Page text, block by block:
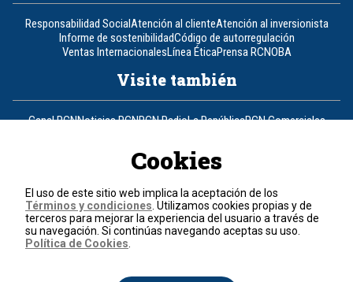
Responsabilidad SocialAtención al clienteAtención al inversionista
Informe de sostenibilidadCódigo de autorregulación
Ventas InternacionalesLínea ÉticaPrensa RCNOBA
Visite también
Canal RCNNoticias RCNRCN RadioLa RepúblicaRCN Comerciales
Un producto de RCN Televisión
Contáctenos
Teléfono+57 (601) 426 92 92
Cookies
El uso de este sitio web implica la aceptación de los
Términos y condiciones . Utilizamos cookies propias y de
terceros para mejorar la experiencia del usuario a través de
su navegación. Si continúas navegando aceptas su uso.
Política de Cookies